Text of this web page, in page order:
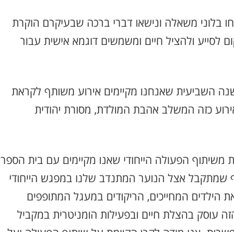
בלוני משאלה ונישאו דברי ברכה שבעיקרם הוקרת
ולהציל חיים ומשמשים דוגמא אישית עבור
השביעית שאנחנו מקיימים אירוע משותף לקראת
כזה המשלב אהבת המולדת, מסורת יהודית
הפעולה הייחודי שאנו מקיימים עם בית הספר
שמתקבל אצל הנוער המתנדב שלנו במפגש הייחודי
המחייכים, הריקודים במעגל המתופפים
בהצלת חיים ובפעילות הומניטרית במקביל